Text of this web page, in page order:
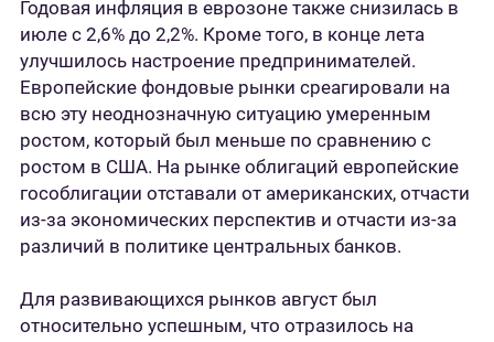
Годовая инфляция в еврозоне также снизилась в
июле с 2,6% до 2,2%. Кроме того, в конце лета
улучшилось настроение предпринимателей.
Европейские фондовые рынки среагировали на
всю эту неоднозначную ситуацию умеренным
ростом, который был меньше по сравнению с
ростом в США. На рынке облигаций европейские
гособлигации отставали от американских, отчасти
из-за экономических перспектив и отчасти из-за
различий в политике центральных банков.
Для развивающихся рынков август был
относительно успешным, что отразилось на